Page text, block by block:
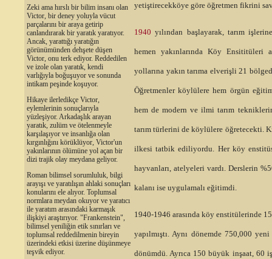
Zeki ama hırslı bir bilim insanı olan
Victor, bir deney yoluyla vücut
parçalarını bir araya getirip
canlandırarak bir yaratık yaratıyor.
Ancak, yarattığı yaratığın
görünümünden dehşete düşen
Victor, onu terk ediyor. Reddedilen
ve izole olan yaratık, kendi
varlığıyla boğuşuyor ve sonunda
intikam peşinde koşuyor.
Hikaye ilerledikçe Victor,
eylemlerinin sonuçlarıyla
yüzleşiyor. Arkadaşlık arayan
yaratık, zulüm ve ötelenmeyle
karşılaşıyor ve insanlığa olan
kırgınlığını körüklüyor, Victor'un
yakınlarının ölümüne yol açan bir
dizi trajik olay meydana geliyor.
Roman bilimsel sorumluluk, bilgi
arayışı ve yaratılışın ahlaki sonuçları
konularını ele alıyor. Toplumsal
normlara meydan okuyor ve yaratıcı
ile yaratım arasındaki karmaşık
ilişkiyi araştırıyor. "Frankenstein",
bilimsel yeniliğin etik sınırları ve
toplumsal reddedilmenin bireyin
üzerindeki etkisi üzerine düşünmeye
teşvik ediyor.
yetiştirecekköye göre öğretmen fikrini
1940 yılından başlayarak, tarım
hemen yakınlarında Köy Ensititüleri
yollarına yakın tarıma elverişli 21
Öğretmenler köylülere hem örgün
hem de modern ve ilmi tarım
tarım türlerini de köylülere öğretecekti.
ilkesi tatbik ediliyordu. Her köy
hayvanları, atelyeleri vardı. Derslerin
kalanı ise uygulamalı eğitimdi.
1940-1946 arasında köy enstitülerinde
yapılmıştı. Aynı dönemde 750,000
dönümdü. Ayrıca 150 büyük inşaat, 60